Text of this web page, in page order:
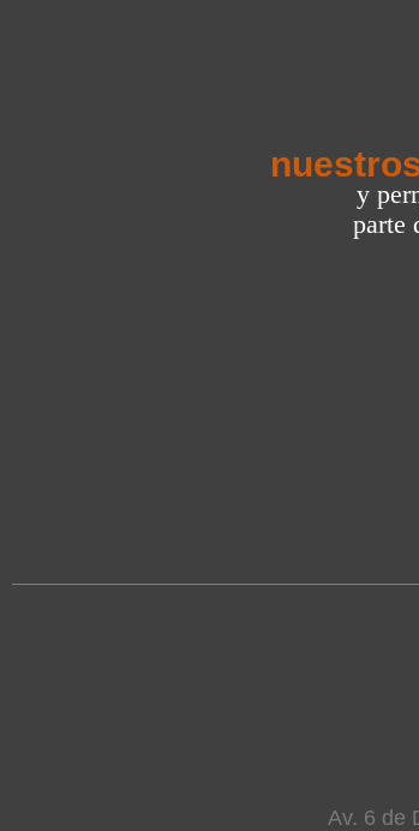
y
parte
Av. 6 de